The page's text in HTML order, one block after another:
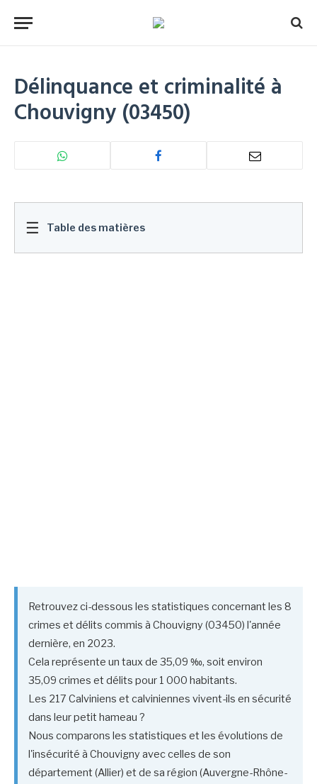
Délinquance et criminalité à
Chouvigny (03450)
☰ Table des matières
Retrouvez ci-dessous les statistiques concernant les 8
crimes et délits commis à Chouvigny (03450) l'année
dernière, en 2023.
Cela représente un taux de 35,09 ‰, soit environ
35,09 crimes et délits pour 1 000 habitants.
Les 217 Calviniens et calviniennes vivent-ils en sécurité
dans leur petit hameau ?
Nous comparons les statistiques et les évolutions de
l'insécurité à Chouvigny avec celles de son
département (Allier) et de sa région (Auvergne-Rhône-